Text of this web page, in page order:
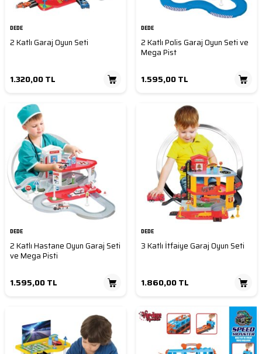
DEDE
2 Katlı Garaj Oyun Seti
1.320,00TL
DEDE
2 Katlı Polis Garaj Oyun Seti ve
Mega Pist
1.595,00TL
DEDE
2 Katlı Hastane Oyun Garaj Seti
ve Mega Pisti
1.595,00TL
DEDE
3 Katlı İtfaiye Garaj Oyun Seti
1.860,00TL